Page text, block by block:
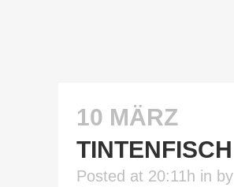
10 MÄRZ
TINTENFISCH
Posted at 20:11h in by